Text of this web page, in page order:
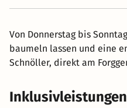
Von Donnerstag bis
baumeln lassen und eine
Schnöller, direkt am
Inklusivleistungen